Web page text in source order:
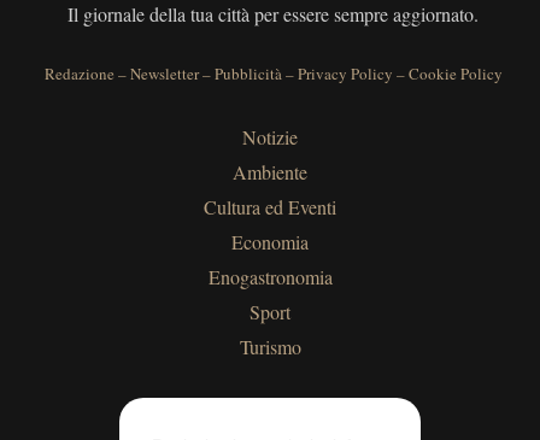
Il giornale della tua città per essere sempre aggiornato.
Redazione –Newsletter–Pubblicità–Privacy Policy –Cookie Policy
Notizie
Ambiente
Cultura ed Eventi
Economia
Enogastronomia
Sport
Turismo